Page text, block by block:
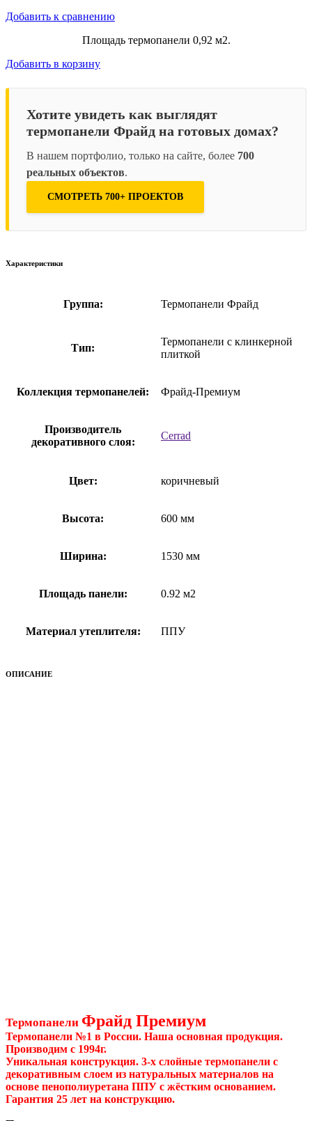
Добавить к сравнению
Площадь термопанели 0,92 м2.
Добавить в корзину
Хотите увидеть как выглядят
термопанели Фрайд на готовых домах?
В нашем портфолио, только на сайте, более 700
реальных объектов.
СМОТРЕТЬ 700+ ПРОЕКТОВ
Характеристики
Группа: Термопанели Фрайд
Тип:
Термопанели с клинкерной
плиткой
Коллекция термопанелей: Фрайд-Премиум
Производитель
декоративного слоя:
Cerrad
Цвет: коричневый
Высота: 600 мм
Ширина: 1530 мм
Площадь панели: 0.92 м2
Материал утеплителя: ППУ
ОПИСАНИЕ
Термопанели Фрайд Премиум
Термопанели №1 в России. Наша основная продукция.
Производим с 1994г.
Уникальная конструкция. 3-х слойные термопанели с
декоративным слоем из натуральных материалов на
основе пенополиуретана ППУ с жёстким основанием.
Гарантия 25 лет на конструкцию.